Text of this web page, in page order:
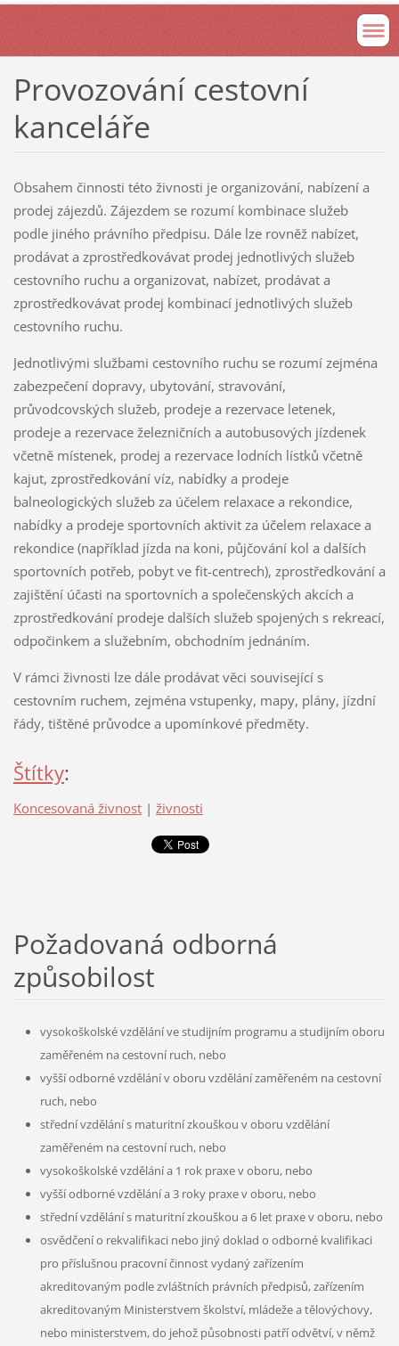
Provozování cestovní
kanceláře
Obsahem činnosti této živnosti je organizování, nabízení a
prodej zájezdů. Zájezdem se rozumí kombinace služeb
podle jiného právního předpisu. Dále lze rovněž nabízet,
prodávat a zprostředkovávat prodej jednotlivých služeb
cestovního ruchu a organizovat, nabízet, prodávat a
zprostředkovávat prodej kombinací jednotlivých služeb
cestovního ruchu.
Jednotlivými službami cestovního ruchu se rozumí zejména
zabezpečení dopravy, ubytování, stravování,
průvodcovských služeb, prodeje a rezervace letenek,
prodeje a rezervace železničních a autobusových jízdenek
včetně místenek, prodej a rezervace lodních lístků včetně
kajut, zprostředkování víz, nabídky a prodeje
balneologických služeb za účelem relaxace a rekondice,
nabídky a prodeje sportovních aktivit za účelem relaxace a
rekondice (například jízda na koni, půjčování kol a dalších
sportovních potřeb, pobyt ve fit-centrech), zprostředkování a
zajištění účasti na sportovních a společenských akcích a
zprostředkování prodeje dalších služeb spojených s rekreací,
odpočinkem a služebním, obchodním jednáním.
V rámci živnosti lze dále prodávat věci související s
cestovním ruchem, zejména vstupenky, mapy, plány, jízdní
řády, tištěné průvodce a upomínkové předměty.
Štítky:
Koncesovaná živnost | živnosti
Požadovaná odborná
způsobilost
vysokoškolské vzdělání ve studijním programu a studijním oboru
zaměřeném na cestovní ruch, nebo
vyšší odborné vzdělání v oboru vzdělání zaměřeném na cestovní
ruch, nebo
střední vzdělání s maturitní zkouškou v oboru vzdělání
zaměřeném na cestovní ruch, nebo
vysokoškolské vzdělání a 1 rok praxe v oboru, nebo
vyšší odborné vzdělání a 3 roky praxe v oboru, nebo
střední vzdělání s maturitní zkouškou a 6 let praxe v oboru, nebo
osvědčení o rekvalifikaci nebo jiný doklad o odborné kvalifikaci
pro příslušnou pracovní činnost vydaný zařízením
akreditovaným podle zvláštních právních předpisů, zařízením
akreditovaným Ministerstvem školství, mládeže a tělovýchovy,
nebo ministerstvem, do jehož působnosti patří odvětví, v němž